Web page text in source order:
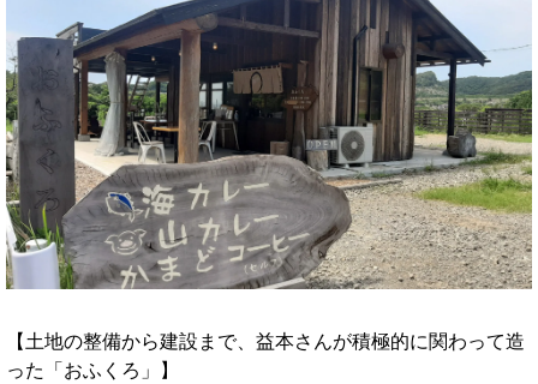
【土地の整備から建設まで、益本さんが積極的に関わって造
った「おふくろ」】